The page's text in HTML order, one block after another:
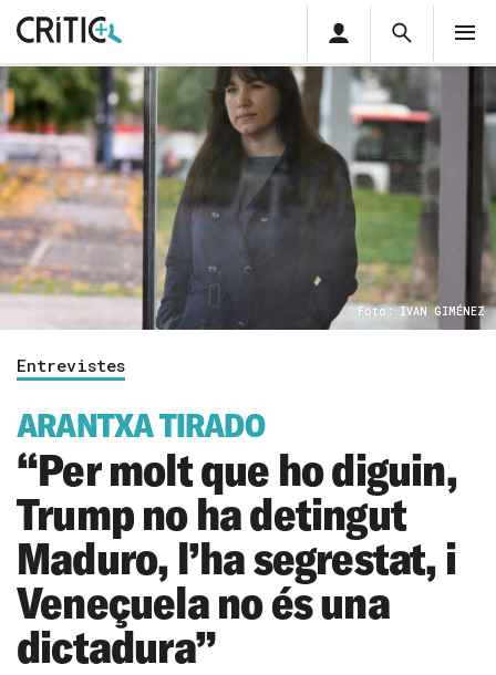
Cerca
Cerca
per...
privada
Subscriu-t'hi
Inicia sessió
Foto: IVAN GIMÉNEZ
Entrevistes
ARANTXA TIRADO
“Per molt que ho diguin,
Trump no ha detingut
Maduro, l’ha segrestat, i
Veneçuela no és una
dictadura”